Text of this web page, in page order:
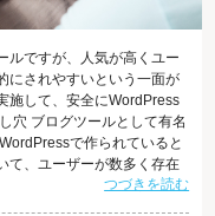
ルですが、人気が高くユー
にされやすいという一面が
施して、安全にWordPress
穴 ブログツールとして有名
で作られていると
て、ユーザーが数多く存在
悪意の攻撃者に狙われやす
つづきを読む